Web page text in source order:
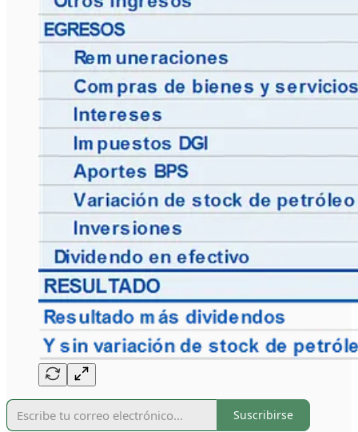
Suscribirse